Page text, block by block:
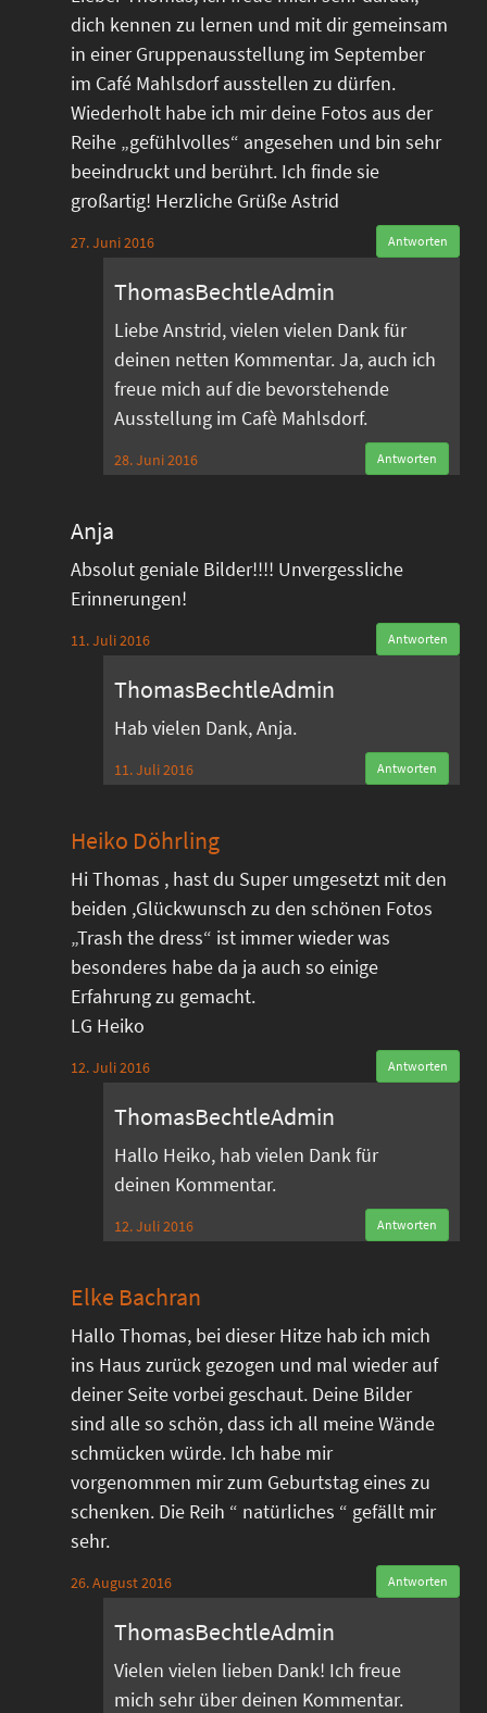
dich kennen zu lernen und mit dir gemeinsam
in einer Gruppenausstellung im September
im Café Mahlsdorf ausstellen zu dürfen.
Wiederholt habe ich mir deine Fotos aus der
Reihe „gefühlvolles“ angesehen und bin sehr
beeindruckt und berührt. Ich finde sie
großartig! Herzliche Grüße Astrid
27. Juni 2016 Antworten
ThomasBechtleAdmin
Liebe Anstrid, vielen vielen Dank für
deinen netten Kommentar. Ja, auch ich
freue mich auf die bevorstehende
Ausstellung im Cafè Mahlsdorf.
28. Juni 2016 Antworten
Anja
Absolut geniale Bilder!!!! Unvergessliche
Erinnerungen!
11. Juli 2016 Antworten
ThomasBechtleAdmin
Hab vielen Dank, Anja.
11. Juli 2016 Antworten
Heiko Döhrling
Hi Thomas , hast du Super umgesetzt mit den
beiden ,Glückwunsch zu den schönen Fotos
„Trash the dress“ ist immer wieder was
besonderes habe da ja auch so einige
Erfahrung zu gemacht.
LG Heiko
12. Juli 2016 Antworten
ThomasBechtleAdmin
Hallo Heiko, hab vielen Dank für
deinen Kommentar.
12. Juli 2016 Antworten
Elke Bachran
Hallo Thomas, bei dieser Hitze hab ich mich
ins Haus zurück gezogen und mal wieder auf
deiner Seite vorbei geschaut. Deine Bilder
sind alle so schön, dass ich all meine Wände
schmücken würde. Ich habe mir
vorgenommen mir zum Geburtstag eines zu
schenken. Die Reih “ natürliches “ gefällt mir
sehr.
26. August 2016 Antworten
ThomasBechtleAdmin
Vielen vielen lieben Dank! Ich freue
mich sehr über deinen Kommentar.